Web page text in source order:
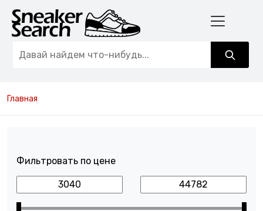
Главная
Фильтровать по цене